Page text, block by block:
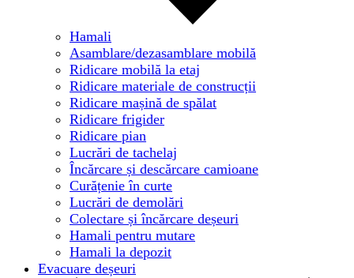
Hamali
Asamblare/dezasamblare mobilă
Ridicare mobilă la etaj
Ridicare materiale de construcții
Ridicare mașină de spălat
Ridicare frigider
Ridicare pian
Lucrări de tachelaj
Încărcare și descărcare camioane
Curățenie în curte
Lucrări de demolări
Colectare și încărcare deșeuri
Hamali pentru mutare
Hamali la depozit
Evacuare deșeuri